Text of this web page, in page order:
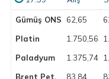
Gümüş ONS 62,65
Platin
1.750,56
Paladyum
1.375,74
Brent Pet.
83,84